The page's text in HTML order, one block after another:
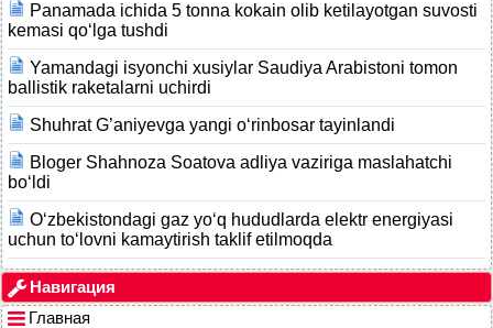
Panamada ichida 5 tonna kokain olib ketilayotgan suvosti
kemasi qo‘lga tushdi
Yamandagi isyonchi xusiylar Saudiya Arabistoni tomon
ballistik raketalarni uchirdi
Shuhrat G’aniyevga yangi o‘rinbosar tayinlandi
Bloger Shahnoza Soatova adliya vaziriga maslahatchi
bo‘ldi
O‘zbekistondagi gaz yo‘q hududlarda elektr energiyasi
uchun to‘lovni kamaytirish taklif etilmoqda
Навигация
Главная